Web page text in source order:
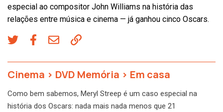
especial ao compositor John Williams na história das
relações entre música e cinema — já ganhou cinco Oscars.
Cinema > DVD Memória > Em casa
Como bem sabemos, Meryl Streep é um caso especial na
história dos Oscars: nada mais nada menos que 21